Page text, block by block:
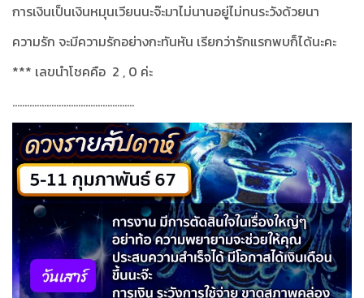
การเงินเป็นเงินหมุนเวียนนะจ๊ะมาไม่นานอยู่ไม่ทนระวังด้วยนา
ความรัก จะมีความรักอย่างกะทันหัน เรียกว่ารักแรกพบก็ได้นะคะ
*** เลขนำโชคคือ 2 , 0 ค่ะ
..................................................